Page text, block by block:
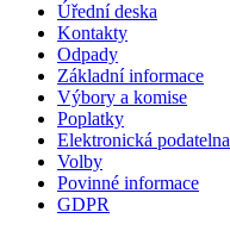
Úřední deska
Kontakty
Odpady
Základní informace
Výbory a komise
Poplatky
Elektronická podatelna
Volby
Povinné informace
GDPR